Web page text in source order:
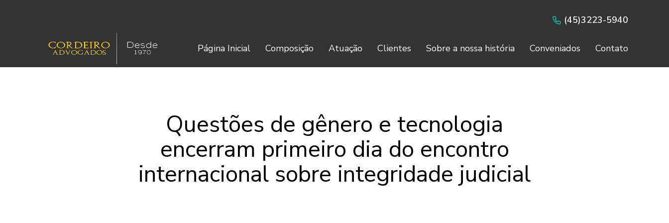
(45)3223-5940
Página Inicial Composição Atuação Clientes Sobre a nossa história Conveniados Contato
Questões de gênero e tecnologia
encerram primeiro dia do encontro
internacional sobre integridade judicial